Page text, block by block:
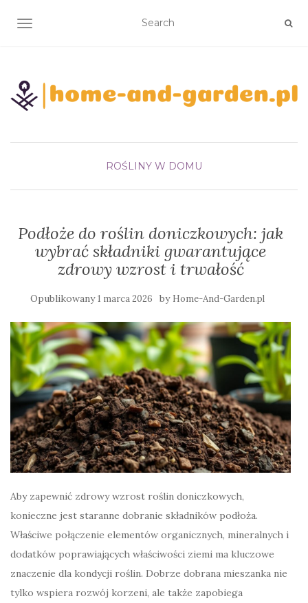
TOGGLE NAVIGATION
ROŚLINY W DOMU
Podłoże do roślin doniczkowych: jak
wybrać składniki gwarantujące
zdrowy wzrost i trwałość
Opublikowany1 marca 2026 by Home-And-Garden.pl
Aby zapewnić zdrowy wzrost roślin doniczkowych,
konieczne jest staranne dobranie składników podłoża.
Właściwe połączenie elementów organicznych, mineralnych i
dodatków poprawiających właściwości ziemi ma kluczowe
znaczenie dla kondycji roślin. Dobrze dobrana mieszanka nie
tylko wspiera rozwój korzeni, ale także zapobiega